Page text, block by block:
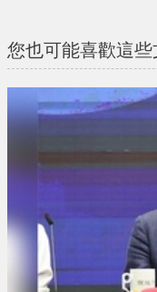
您也可能喜歡這些